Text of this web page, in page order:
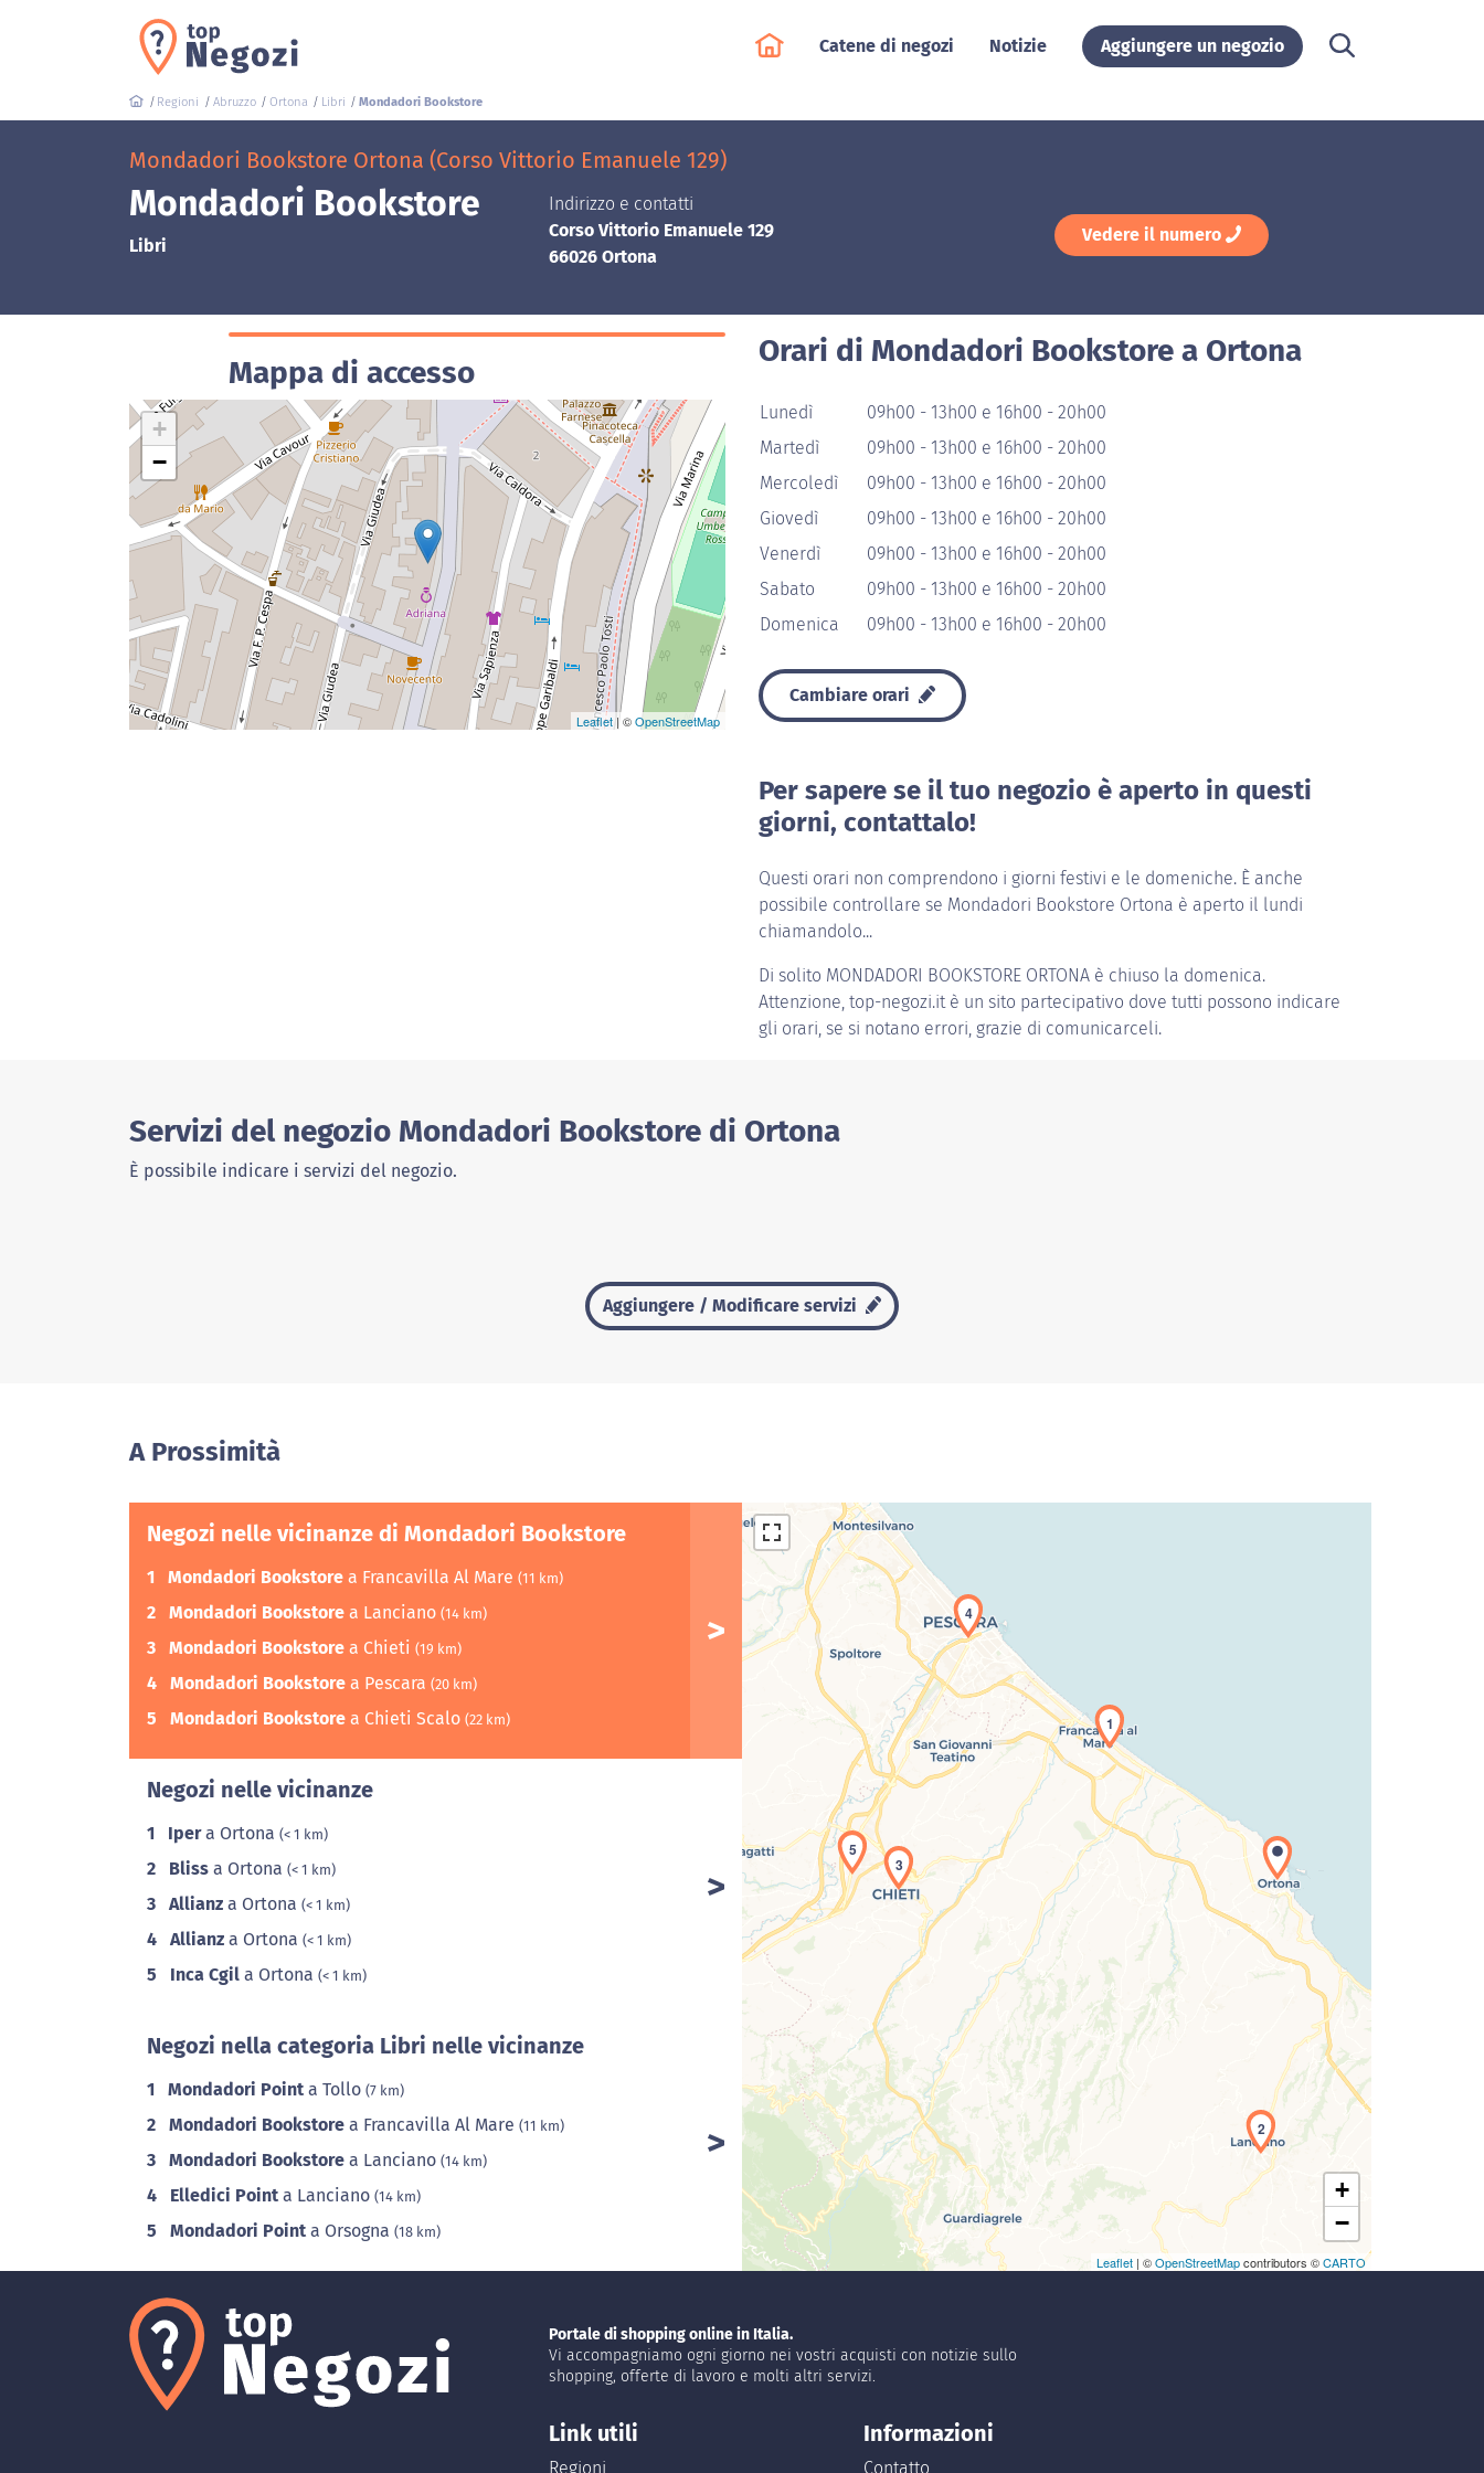
Catene di negozi Notizie Aggiungere un negozio
Regioni Abruzzo Ortona Libri Mondadori Bookstore
Mondadori Bookstore Ortona (Corso Vittorio Emanuele 129)
Mondadori Bookstore
Libri
Indirizzo e contatti
Corso Vittorio Emanuele 129
66026 Ortona
Vedere il numero
Mappa di accesso
+
−
Leaflet | ©OpenStreetMap
Orari di Mondadori Bookstore a Ortona
Lunedì
09h00 - 13h00 e 16h00 - 20h00
Martedì
09h00 - 13h00 e 16h00 - 20h00
Mercoledì
09h00 - 13h00 e 16h00 - 20h00
Giovedì
09h00 - 13h00 e 16h00 - 20h00
Venerdì
09h00 - 13h00 e 16h00 - 20h00
Sabato
09h00 - 13h00 e 16h00 - 20h00
Domenica
09h00 - 13h00 e 16h00 - 20h00
Cambiare orari
Per sapere se il tuo negozio è aperto in questi
giorni, contattalo!
Questi orari non comprendono i giorni festivi e le domeniche. È anche
possibile controllare se Mondadori Bookstore Ortona è aperto il lundi
chiamandolo...
Di solito MONDADORI BOOKSTORE ORTONA è chiuso la domenica.
Attenzione, top-negozi.it è un sito partecipativo dove tutti possono indicare
gli orari, se si notano errori, grazie di comunicarceli.
Servizi del negozio Mondadori Bookstore di Ortona
È possibile indicare i servizi del negozio.
Aggiungere / Modificare servizi
A Prossimità
Negozi nelle vicinanze di Mondadori Bookstore
1 Mondadori Bookstore a Francavilla Al Mare (11 km)
2 Mondadori Bookstore a Lanciano (14 km)
3 Mondadori Bookstore a Chieti (19 km)
4 Mondadori Bookstore a Pescara (20 km)
5 Mondadori Bookstore a Chieti Scalo (22 km)
Negozi nelle vicinanze
1 Ipera Ortona (< 1 km)
2 Bliss a Ortona (< 1 km)
3 Allianz a Ortona (< 1 km)
4 Allianz a Ortona (< 1 km)
5 Inca Cgil a Ortona (< 1 km)
Negozi nella categoria Libri nelle vicinanze
1 Mondadori Point a Tollo (7 km)
2 Mondadori Bookstore a Francavilla Al Mare (11 km)
3 Mondadori Bookstore a Lanciano (14 km)
4 Elledici Point a Lanciano (14 km)
5 Mondadori Point a Orsogna (18 km)
Caricamento della carta in corso...
1
2
3
4
5
+
−
Leaflet | ©OpenStreetMapcontributors ©CARTO
Portale di shopping online in Italia.
Vi accompagniamo ogni giorno nei vostri acquisti con notizie sullo
shopping, offerte di lavoro e molti altri servizi.
Link utili
Regioni
Informazioni
Contatto